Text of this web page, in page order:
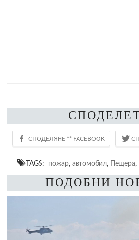
TAGS: пожар, автомобил, Пещера,
ПОДОБНИ